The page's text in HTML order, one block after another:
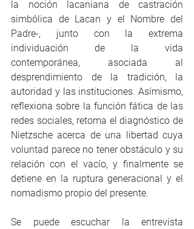
la noción lacaniana de castración
simbólica de Lacan y el Nombre del
Padre-, junto con la extrema
individuación de la vida
contemporánea, asociada al
desprendimiento de la tradición, la
autoridad y las instituciones. Asímismo,
reflexiona sobre la función fática de las
redes sociales, retoma el diagnóstico de
Nietzsche acerca de una libertad cuya
voluntad parece no tener obstáculo y su
relación con el vacío, y finalmente se
detiene en la ruptura generacional y el
nomadismo propio del presente.
Se puede escuchar la entrevista